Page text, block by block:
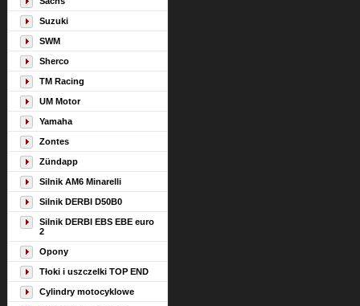
Suzuki
SWM
Sherco
TM Racing
UM Motor
Yamaha
Zontes
Zündapp
Silnik AM6 Minarelli
Silnik DERBI D50B0
Silnik DERBI EBS EBE euro
2
Opony
Tłoki i uszczelki TOP END
Cylindry motocyklowe